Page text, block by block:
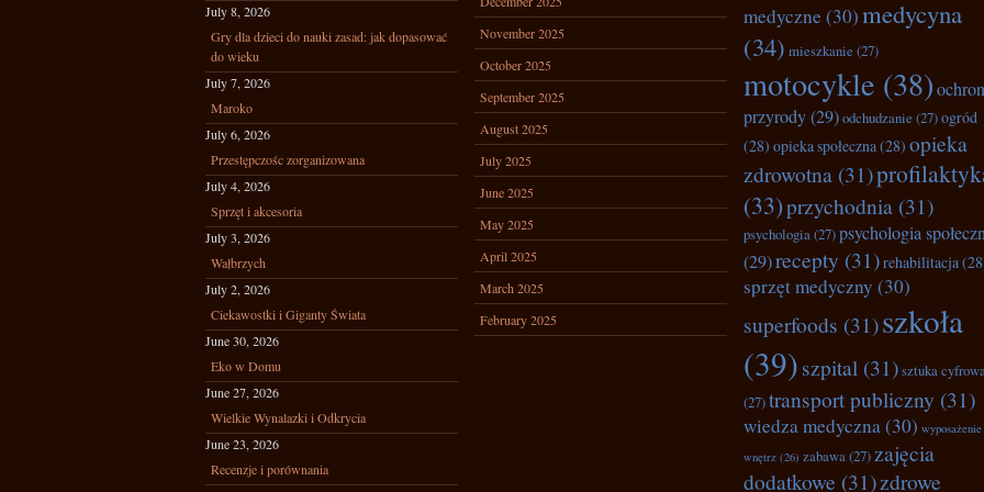
July 8, 2026
Gry dla dzieci do nauki zasad: jak dopasować
do wieku
July 7, 2026
Maroko
July 6, 2026
Przestępczośc zorganizowana
July 4, 2026
Sprzęt i akcesoria
July 3, 2026
Wałbrzych
July 2, 2026
Ciekawostki i Giganty Świata
June 30, 2026
Eko w Domu
June 27, 2026
Wielkie Wynalazki i Odkrycia
June 23, 2026
Recenzje i porównania
November 2025
October 2025
September 2025
August 2025
July 2025
June 2025
May 2025
April 2025
March 2025
February 2025
medyczne (30)medycyna
(34) mieszkanie (27)
motocykle (38)
przyrody(29)odchudzanie (27)ogród
(28) opieka społeczna(28) opieka
zdrowotna (31)
(33)przychodnia (31)
psychologia(27)psychologia
(29)recepty (31)rehabilitacja
sprzęt medyczny (30)
superfoods (31)szkoła
(39)szpital (31)sztuka
(27)transport publiczny (31)
wiedza medyczna(30) wyposażenie
wnętrz (26) zabawa(27) zajęcia
dodatkowe (31)zdrowe